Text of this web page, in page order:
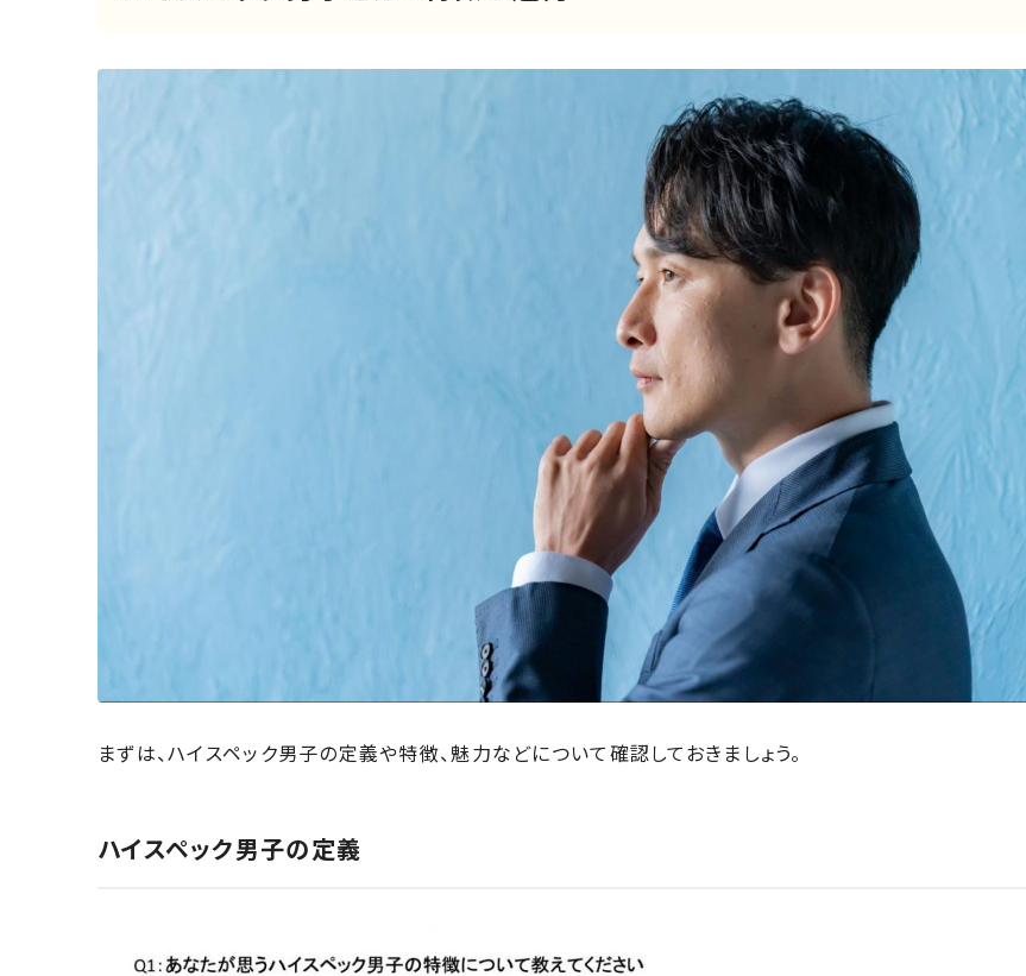
まずは、ハイスペック男子の定義や特徴、魅力などについて確認しておきましょう。
ハイスペック男子の定義